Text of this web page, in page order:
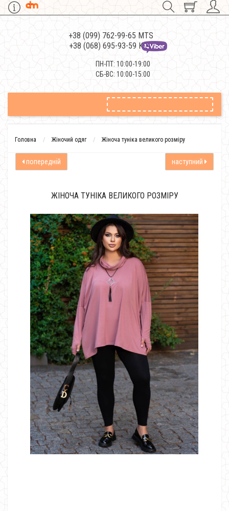
+38 (099) 762-99-65 MTS
+38 (068) 695-93-59 Kievstar
ПН-ПТ: 10:00-19:00
СБ-ВС: 10:00-15:00
Головна Жіночий одяг Жіноча туніка великого розміру
попередній наступний
ЖІНОЧА ТУНІКА ВЕЛИКОГО РОЗМІРУ